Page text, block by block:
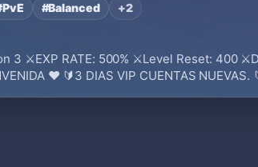
#Balanced +2
3 ⚔️EXP RATE: 500% ⚔️Level Reset: 400
♥ 🔰3 DIAS VIP CUENTAS NUEVAS.